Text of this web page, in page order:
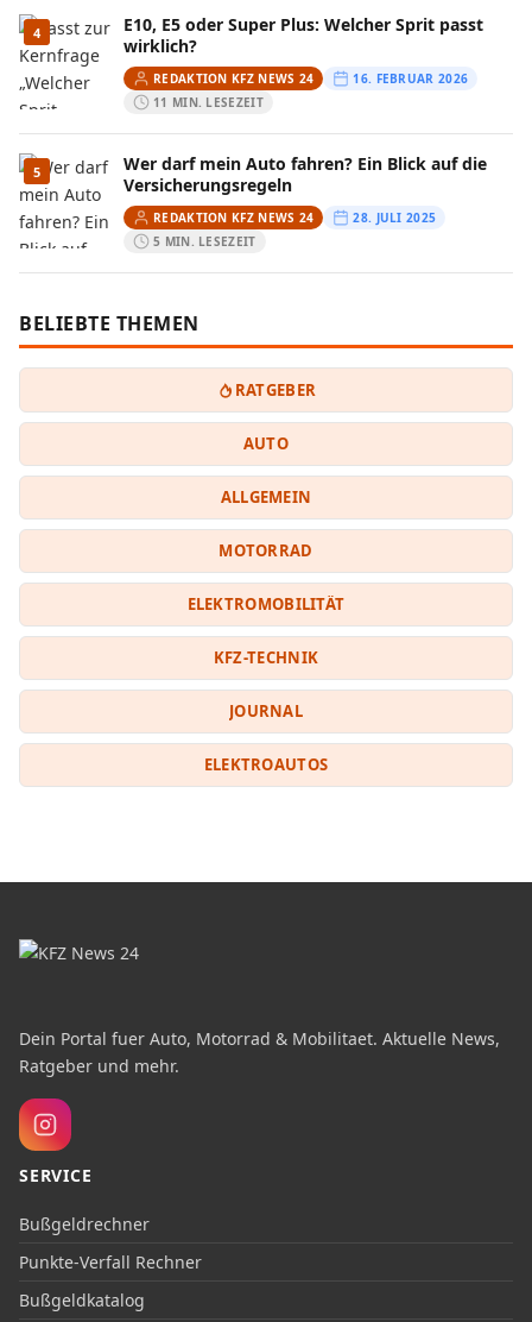
4
E10, E5 oder Super Plus: Welcher Sprit passt
wirklich?
REDAKTION KFZ NEWS 24
16. FEBRUAR 2026
11 MIN. LESEZEIT
5
Wer darf mein Auto fahren? Ein Blick auf die
Versicherungsregeln
REDAKTION KFZ NEWS 24
28. JULI 2025
5 MIN. LESEZEIT
BELIEBTE THEMEN
RATGEBER
AUTO
ALLGEMEIN
MOTORRAD
ELEKTROMOBILITÄT
KFZ-TECHNIK
JOURNAL
ELEKTROAUTOS
Dein Portal fuer Auto, Motorrad & Mobilitaet. Aktuelle News,
Ratgeber und mehr.
SERVICE
Bußgeldrechner
Punkte-Verfall Rechner
Bußgeldkatalog